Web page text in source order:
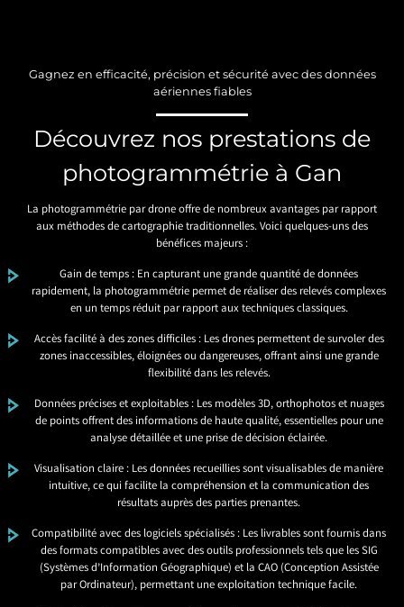
Gagnez en efficacité, précision et sécurité avec des données
aériennes fiables
Découvrez nos prestations de
photogrammétrie à Gan
La photogrammétrie par drone offre de nombreux avantages par rapport
aux méthodes de cartographie traditionnelles. Voici quelques-uns des
bénéfices majeurs :
Gain de temps : En capturant une grande quantité de données
rapidement, la photogrammétrie permet de réaliser des relevés complexes
en un temps réduit par rapport aux techniques classiques.
Accès facilité à des zones difficiles : Les drones permettent de survoler des
zones inaccessibles, éloignées ou dangereuses, offrant ainsi une grande
flexibilité dans les relevés.
Données précises et exploitables : Les modèles 3D, orthophotos et nuages
de points offrent des informations de haute qualité, essentielles pour une
analyse détaillée et une prise de décision éclairée.
Visualisation claire : Les données recueillies sont visualisables de manière
intuitive, ce qui facilite la compréhension et la communication des
résultats auprès des parties prenantes.
Compatibilité avec des logiciels spécialisés : Les livrables sont fournis dans
des formats compatibles avec des outils professionnels tels que les SIG
(Systèmes d’Information Géographique) et la CAO (Conception Assistée
par Ordinateur), permettant une exploitation technique facile.